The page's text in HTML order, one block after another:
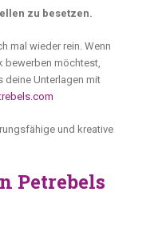
zu besetzen.
mal wieder rein. Wenn
bewerben möchtest,
deine Unterlagen mit
und kreative
Petrebels